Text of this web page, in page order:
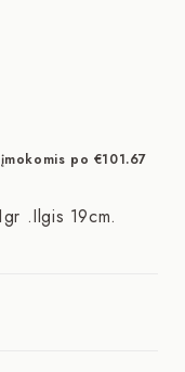
po €101.67
.Ilgis 19cm.